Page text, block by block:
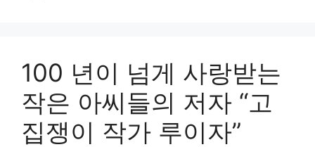
100 년이 넘게 사랑받는
작은 아씨들의 저자 “고
집쟁이 작가 루이자”